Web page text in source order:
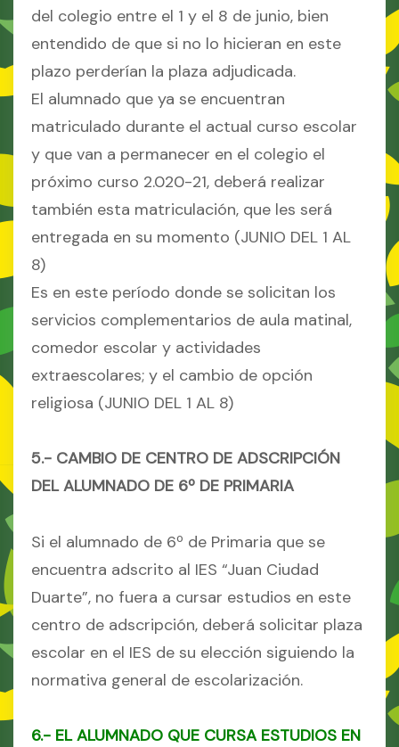
del colegio entre el 1 y el 8 de junio, bien
entendido de que si no lo hicieran en este
plazo perderían la plaza adjudicada.
El alumnado que ya se encuentran
matriculado durante el actual curso escolar
y que van a permanecer en el colegio el
próximo curso 2.020-21, deberá realizar
también esta matriculación, que les será
entregada en su momento (JUNIO DEL 1 AL
8)
Es en este período donde se solicitan los
servicios complementarios de aula matinal,
comedor escolar y actividades
extraescolares; y el cambio de opción
religiosa (JUNIO DEL 1 AL 8)
5.- CAMBIO DE CENTRO DE ADSCRIPCIÓN
DEL ALUMNADO DE 6º DE PRIMARIA
Si el alumnado de 6º de Primaria que se
encuentra adscrito al IES “Juan Ciudad
Duarte”, no fuera a cursar estudios en este
centro de adscripción, deberá solicitar plaza
escolar en el IES de su elección siguiendo la
normativa general de escolarización.
6.- EL ALUMNADO QUE CURSA ESTUDIOS EN